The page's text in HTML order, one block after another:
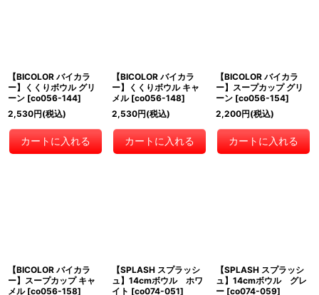
【BICOLOR バイカラ
ー】くくりボウル グリ
ーン [co056-144]
2,530円(税込)
カートに入れる
【BICOLOR バイカラ
ー】くくりボウル キャ
メル [co056-148]
2,530円(税込)
カートに入れる
【BICOLOR バイカラ
ー】スープカップ グリ
ーン [co056-154]
2,200円(税込)
カートに入れる
【BICOLOR バイカラ
ー】スープカップ キャ
メル [co056-158]
【SPLASH スプラッシ
ュ】14cmボウル ホワ
イト [co074-051]
【SPLASH スプラッシ
ュ】14cmボウル グレ
ー [co074-059]